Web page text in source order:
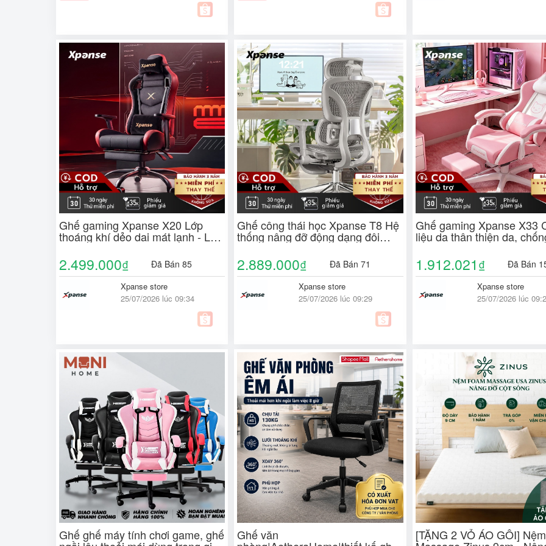
Ghế gaming Xpanse X20 Lớp
thoáng khí dẻo dai mát lạnh - Lót
bên trong đệm cao su tự nhiên |
ghế công thái học | ghế tựa lưng |
văn phòng
2.499.000₫ Đã Bán 85
Xpanse store
25/07/2026 lúc 09:34
Ghế công thái học Xpanse T8 Hệ
thống nâng đỡ động dạng đôi
cánh bionic bằng lá thép độc lập,
Lưới nano mát lạnh | ghế gaming
| ghế văn phòng | tựa lưng
2.889.000₫ Đã Bán 71
Xpanse store
25/07/2026 lúc 09:29
Ghế gaming Xpanse X33
liệu da thân thiện da,
Tối ưu cho vóc dáng phụ
công thái học | ghế tựa
làm việc
1.912.021 ₫ Đã Bán
Xpanse store
25/07/2026 lúc
Ghế ghế máy tính chơi game, ghế Ghế văn [TẶNG 2 VỎ ÁO GỐI]